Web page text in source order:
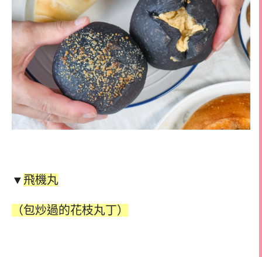
▼ 飛機丸
（包炒過的花枝丸丁）